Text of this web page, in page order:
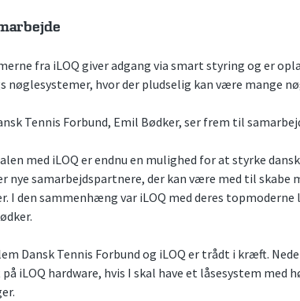
fra iLOQ giver adgang via smart styring og er
nøglesystemer, hvor der pludselig kan være mange
Tennis Forbund, Emil Bødker, ser frem til
med iLOQ er endnu en mulighed for at styrke
nye samarbejdspartnere, der kan være med til
I den sammenhæng var iLOQ med deres
Dansk Tennis Forbund og iLOQ er trådt i kræft.
iLOQ hardware, hvis I skal have et låsesystem med